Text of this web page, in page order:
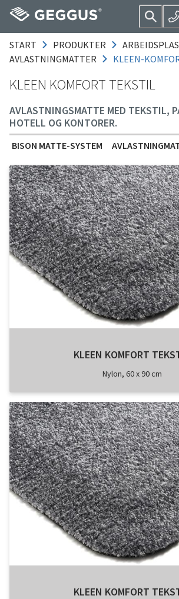
START PRODUKTER
AVLASTNINGMATTER
KLEEN-
KLEEN KOMFORT TEKSTIL
AVLASTNINGSMATTE MED TEKSTIL,
HOTELL OG KONTORER.
BISON MATTE-SYSTEM
KLEEN KOMFORT
Nylon, 60 x 90 cm
KLEEN KOMFORT